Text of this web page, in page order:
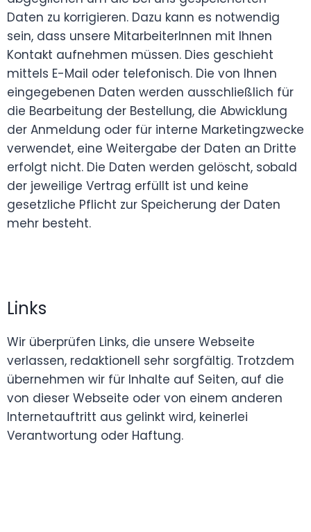
Daten zu korrigieren. Dazu kann es notwendig
sein, dass unsere MitarbeiterInnen mit Ihnen
Kontakt aufnehmen müssen. Dies geschieht
mittels E-Mail oder telefonisch. Die von Ihnen
eingegebenen Daten werden ausschließlich für
die Bearbeitung der Bestellung, die Abwicklung
der Anmeldung oder für interne Marketingzwecke
verwendet, eine Weitergabe der Daten an Dritte
erfolgt nicht. Die Daten werden gelöscht, sobald
der jeweilige Vertrag erfüllt ist und keine
gesetzliche Pflicht zur Speicherung der Daten
mehr besteht.
Links
Wir überprüfen Links, die unsere Webseite
verlassen, redaktionell sehr sorgfältig. Trotzdem
übernehmen wir für Inhalte auf Seiten, auf die
von dieser Webseite oder von einem anderen
Internetauftritt aus gelinkt wird, keinerlei
Verantwortung oder Haftung.